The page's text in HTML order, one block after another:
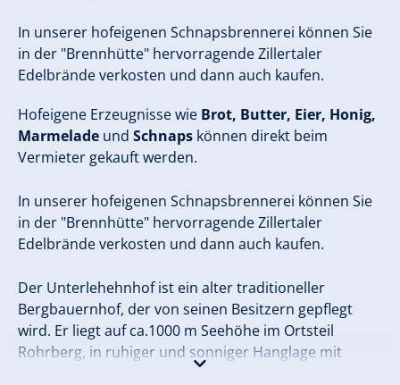
In unserer hofeigenen Schnapsbrennerei können Sie
in der "Brennhütte" hervorragende Zillertaler
Edelbrände verkosten und dann auch kaufen.
Hofeigene Erzeugnisse wie Brot, Butter, Eier, Honig,
Marmelade und Schnaps können direkt beim
Vermieter gekauft werden.
In unserer hofeigenen Schnapsbrennerei können Sie
in der "Brennhütte" hervorragende Zillertaler
Edelbrände verkosten und dann auch kaufen.
Der Unterlehehnhof ist ein alter traditioneller
Bergbauernhof, der von seinen Besitzern gepflegt
wird. Er liegt auf ca.1000 m Seehöhe im Ortsteil
Rohrberg, in ruhiger und sonniger Hanglage mit
herrlichem Blick auf die Marktgemeinde Zell am Ziller